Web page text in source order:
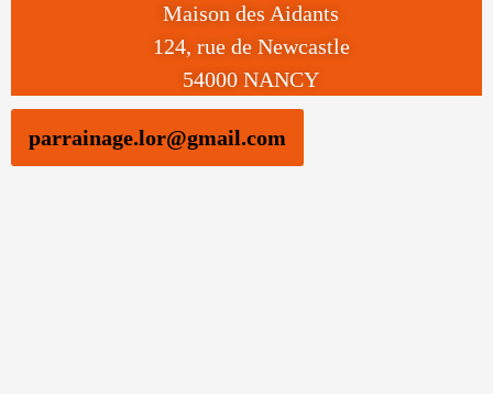
Maison des Aidants
124, rue de Newcastle
54000 NANCY
parrainage.lor@gmail.com